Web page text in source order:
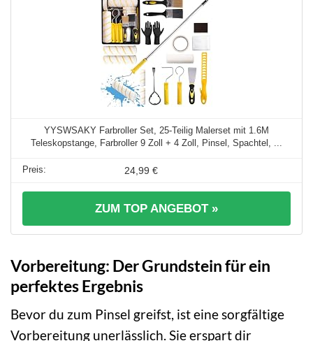
YYSWSAKY Farbroller Set, 25-Teilig Malerset mit 1.6M
Teleskopstange, Farbroller 9 Zoll + 4 Zoll, Pinsel, Spachtel, ...
24,99 €
ZUM TOP ANGEBOT »
Vorbereitung: Der Grundstein für ein
perfektes Ergebnis
Bevor du zum Pinsel greifst, ist eine sorgfältige
Vorbereitung unerlässlich. Sie erspart dir